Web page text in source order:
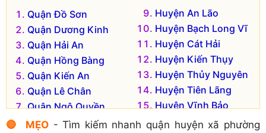
Quận Đồ Sơn
Quận Dương Kinh
Quận Hải An
Quận Hồng Bàng
Quận Kiến An
Quận Lê Chân
Quận Ngô Quyền
Huyện An Dương
Huyện An Lão
Huyện Bạch Long Vĩ
Huyện Cát Hải
Huyện Kiến Thụy
Huyện Thủy Nguyên
Huyện Tiên Lãng
Huyện Vĩnh Bảo
🔴 MẸO- Tìm kiếm nhanh quận huyện xã phường